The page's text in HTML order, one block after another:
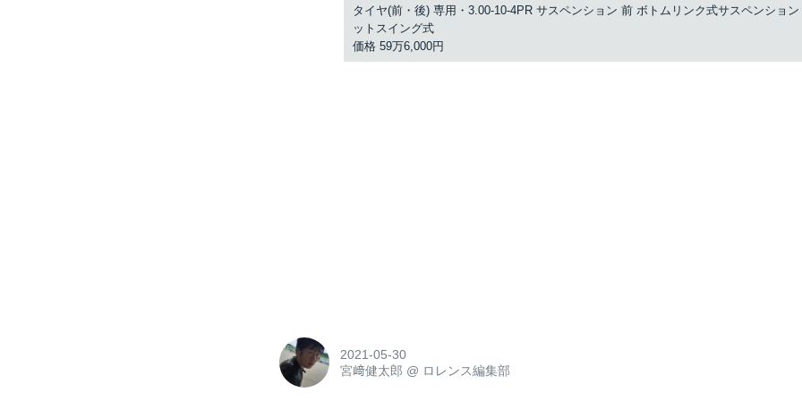
タイヤ(前・後) 専用・3.00-10-4PR サスペンション 前 ボトムリンク式サスペンショ
ットスイング式
価格 59万6,000円
2021-05-30
宮﨑健太郎 @ ロレンス編集部